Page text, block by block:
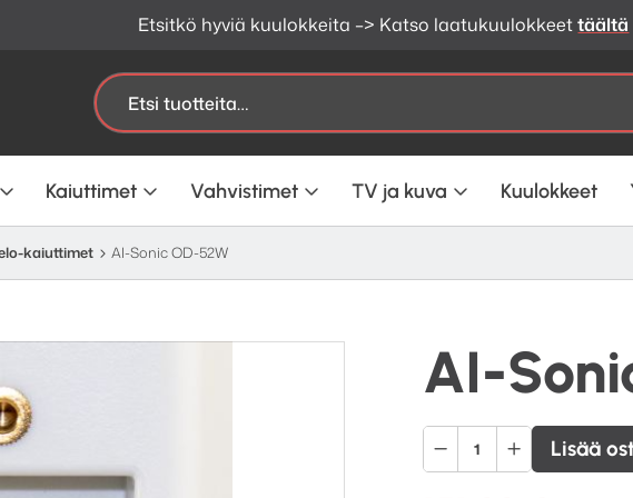
Etsitkö hyviä kuulokkeita –> Katso laatukuulokkeettäältä
Etsi:
Kaiuttimet Vahvistimet TV ja kuva Kuulokkeet
kaiuttimet AI-Sonic OD-52W
AI-
AI-
Sonic
Lisää